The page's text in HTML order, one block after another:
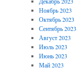
Ноябрь 2023
Октябрь 2023
Сентябрь 2023
Август 2023
Июль 2023
Июнь 2023
Май 2023